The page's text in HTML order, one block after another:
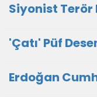
Siyonist
'Çatı' Püf
Erdoğan